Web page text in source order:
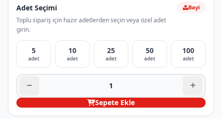
Adet Seçimi
Toplu sipariş için hazır adetlerden seçin veya özel adet
girin.
Bayi
5
adet
10
adet
25
adet
50
adet
100
adet
Sepete Ekle